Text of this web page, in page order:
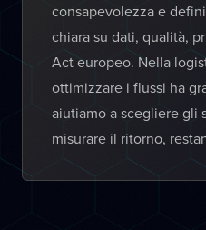
consapevolezza e
chiara su dati, qualità,
Act europeo. Nella
ottimizzare i flussi ha
aiutiamo a scegliere gli
misurare il ritorno,